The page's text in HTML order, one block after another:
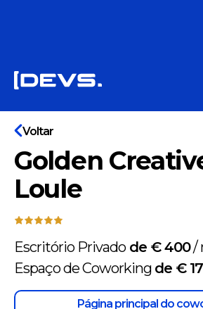
Voltar
Golden
Loule
Escritório Privadode € 400/
Espaço de Coworking de €
Página principal do